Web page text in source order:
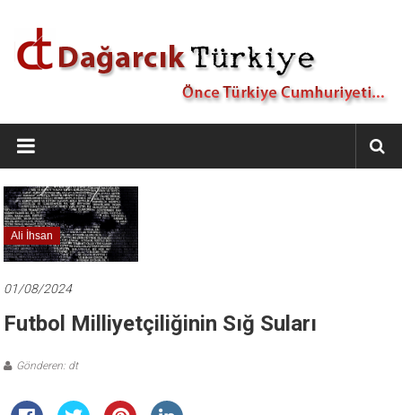
Dağarcık
Türkiye
Önce
Türkiye
Cumhuriyeti…
Ali İhsan
01/08/2024
Futbol Milliyetçiliğinin Sığ Suları
Gönderen: dt